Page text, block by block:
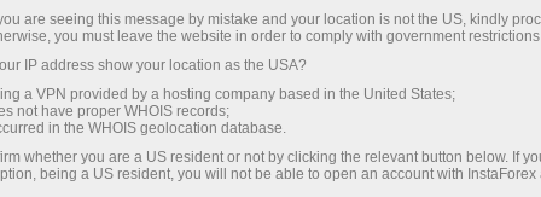
লিভারেজ, মার্কেটের সেরা স্প্রেড ও কমিশন এবং
স্টক ও ইনডেক্স ট্রেডিংয়ের জন্য সুবিধাজনক
শর্তাবলী।
30% বোনাস
গতির
পরিচয় ট্রেডিংয়ে এবং হাইওয়েতে পাওয়া যায়
are seeing this message by mistake and your location is not the US, kindly
you must leave the website in order to comply with government
IP address show your location as the USA?
a VPN provided by a hosting company based in the United States;
not have proper WHOIS records;
in the WHOIS geolocation database.
whether you are a US resident or not by clicking the relevant button below. If
being a US resident, you will not be able to open an account with InstaForex